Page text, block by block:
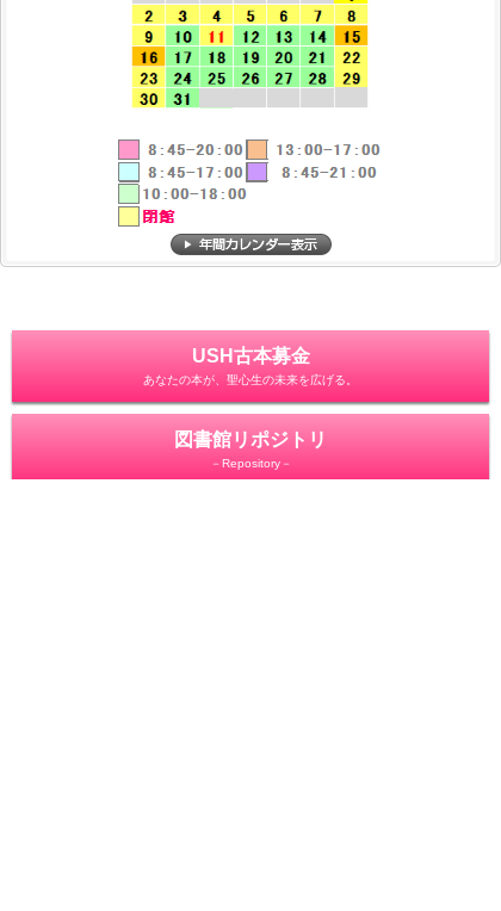
USH古本募金
あなたの本が、聖心生の未来を広げる。
図書館リポジトリ
－Repository－